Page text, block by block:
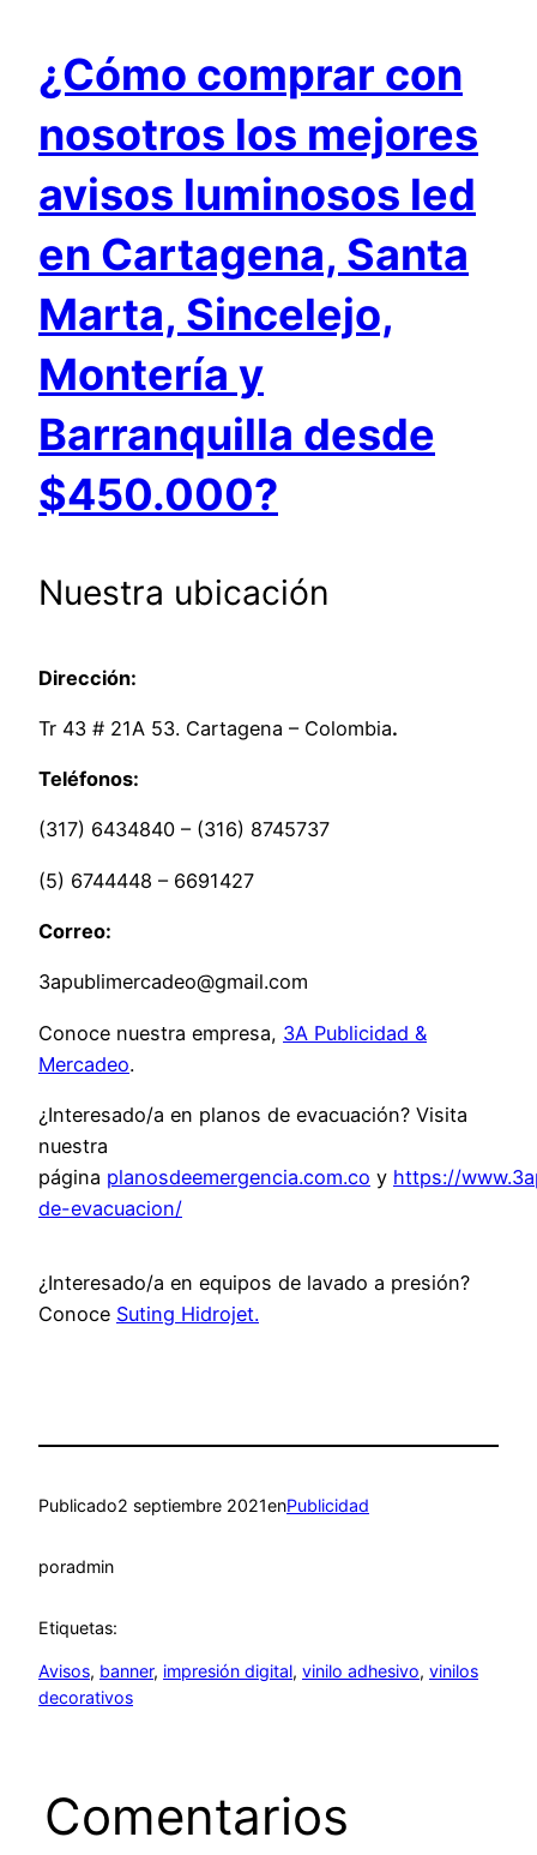
¿Cómo comprar con
nosotros los mejores
avisos luminosos led
en Cartagena, Santa
Marta, Sincelejo,
Montería y
Barranquilla desde
$450.000?
Nuestra ubicación
Dirección:
Tr 43 # 21A 53. Cartagena – Colombia.
Teléfonos:
(317) 6434840 – (316) 8745737
(5) 6744448 – 6691427
Correo:
3apublimercadeo@gmail.com
Conoce nuestra empresa, 3A Publicidad &
Mercadeo.
¿Interesado/a en planos de evacuación? Visita
nuestra
página planosdeemergencia.com.co y https://
de-evacuacion/
¿Interesado/a en equipos de lavado a presión?
Conoce Suting Hidrojet.
Publicado2 septiembre 2021enPublicidad
poradmin
Etiquetas:
Avisos, banner, impresión digital, vinilo adhesivo, vinilos
decorativos
Comentarios